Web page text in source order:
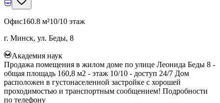
Офис160.8 м²10/10 этаж
г. Минск, ул. Беды, 8
Академия наук
Продажа помещения в жилом доме по улице Леонида Беды 8 -
общая площадь 160,8 м2 - этаж 10/10 - доступ 24/7 Дом
расположен в густонаселенной застройке с хорошей
проходимостью и транспортным сообщением! Подробности
по телефону